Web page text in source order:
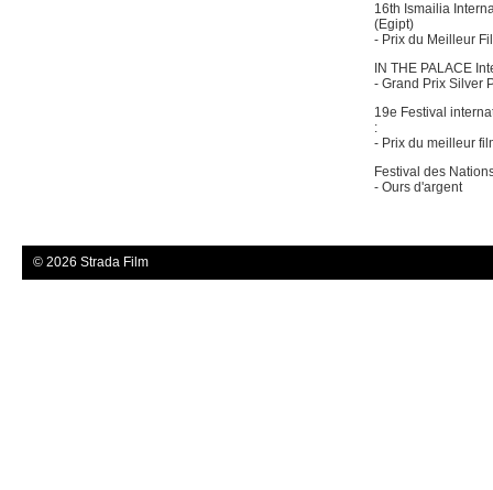
16th Ismailia
(Egipt)
- Prix du Meilleur
IN THE PALACE
- Grand Prix Silver
19e Festival
:
- Prix du meilleur
Festival des
- Ours d'argent
© 2026 Strada Film